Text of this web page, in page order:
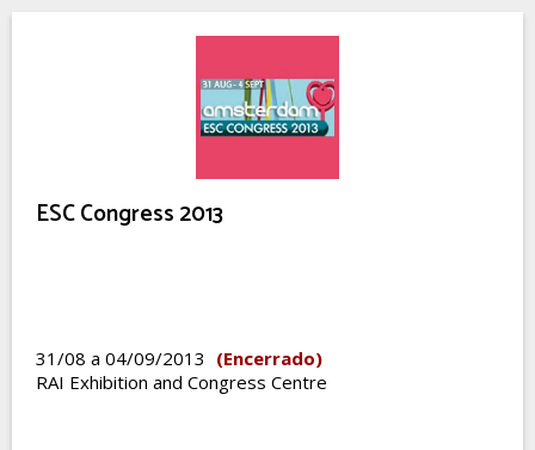
ESC Congress 2013
31/08 a 04/09/2013 (Encerrado)
RAI Exhibition and Congress Centre